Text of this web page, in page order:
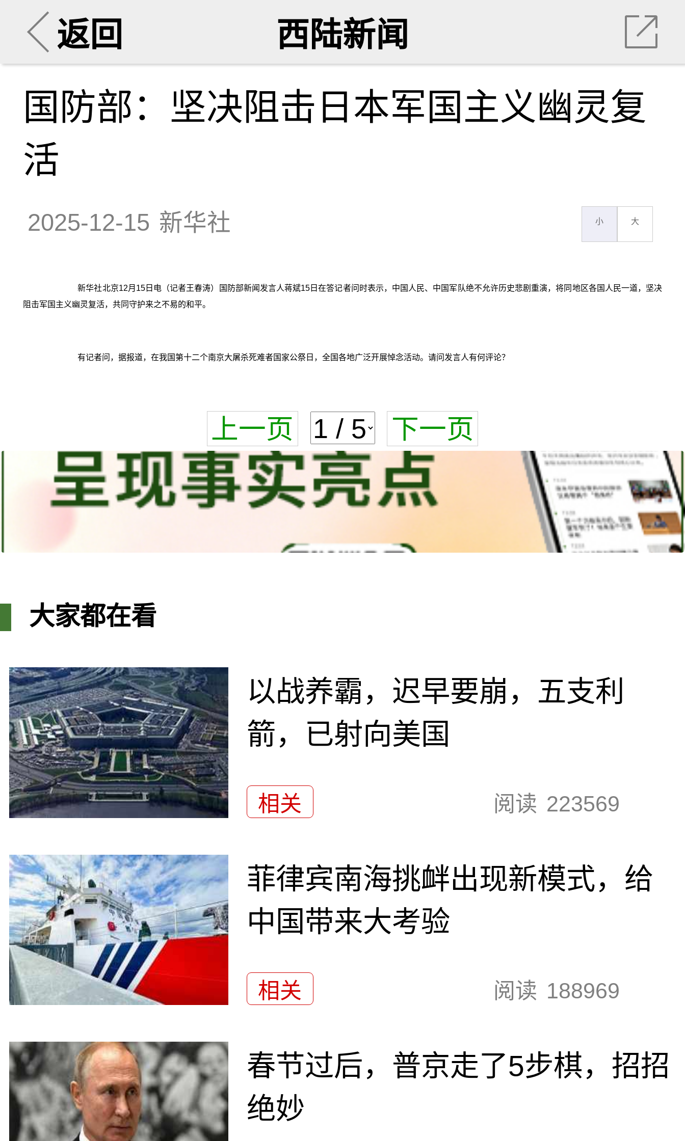
返回 西陆新闻
国防部：坚决阻击日本军国主义幽灵复
活
2025-12-15 新华社 小 大
新华社北京12月15日电（记者王春涛）国防部新闻发言人蒋斌15日在答记者问时表示，中国人民、中国军队绝不允许历史悲剧重演，将同地区各国人民一道，坚决
阻击军国主义幽灵复活，共同守护来之不易的和平。
有记者问，据报道，在我国第十二个南京大屠杀死难者国家公祭日，全国各地广泛开展悼念活动。请问发言人有何评论？
上一页 下一页
大家都在看
以战养霸，迟早要崩，五支利
箭，已射向美国
相关 阅读 223569
菲律宾南海挑衅出现新模式，给
中国带来大考验
相关 阅读 188969
春节过后，普京走了5步棋，招招
绝妙